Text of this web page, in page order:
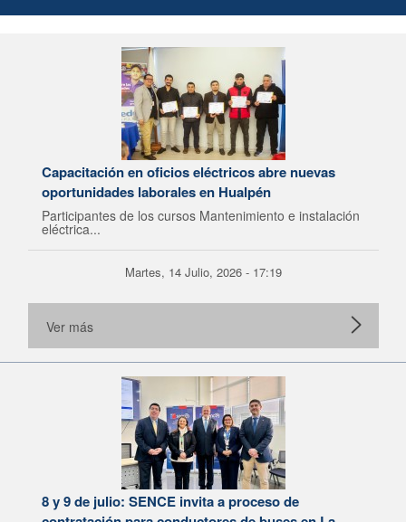
Capacitación en oficios eléctricos abre nuevas
oportunidades laborales en Hualpén
Participantes de los cursos Mantenimiento e instalación
eléctrica...
Martes, 14 Julio, 2026 - 17:19
Ver más
8 y 9 de julio: SENCE invita a proceso de